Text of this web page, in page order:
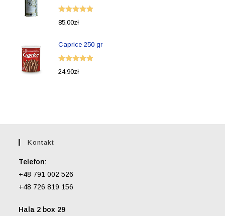
Oceniono
85,00zł
Caprice 250 gr
Oceniono
24,90zł
Kontakt
Telefon:
+48 791 002 526
+48 726 819 156
Hala 2 box 29